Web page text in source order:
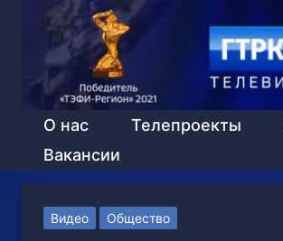
О нас Телепроекты
Вакансии
Видео Общество